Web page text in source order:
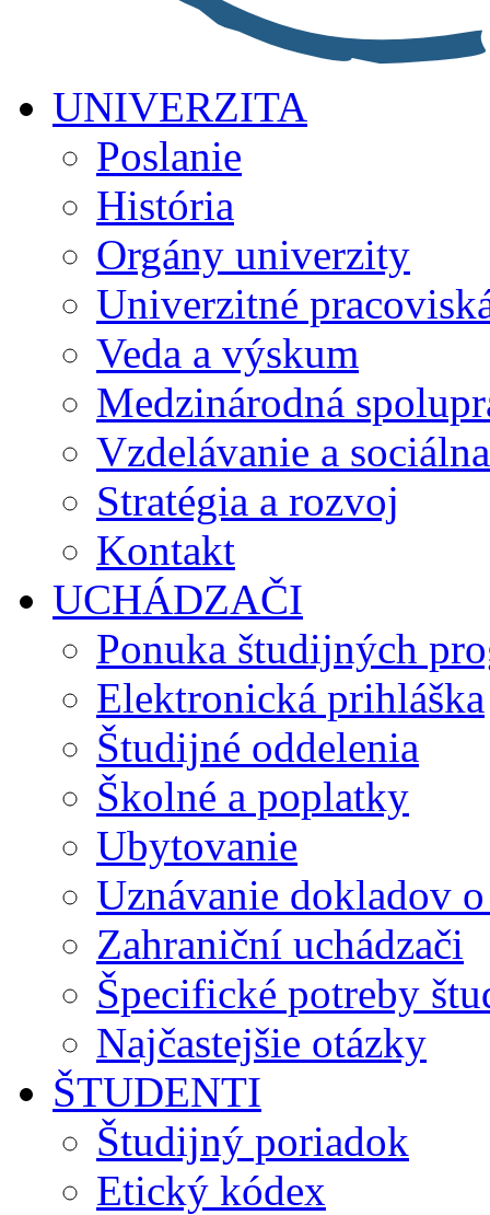
UNIVERZITA
Poslanie
História
Orgány univerzity
Univerzitné
Veda a výskum
Medzinárodná
Vzdelávanie a
Stratégia a rozvoj
Kontakt
UCHÁDZAČI
Ponuka študijných
Elektronická prihláška
Študijné oddelenia
Školné a poplatky
Ubytovanie
Uznávanie dokladov
Zahraniční uchádzači
Špecifické potreby
Najčastejšie otázky
ŠTUDENTI
Študijný poriadok
Etický kódex